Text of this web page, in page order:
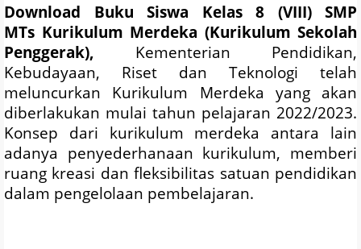
Download Buku Siswa Kelas 8 (VIII) SMP
MTs Kurikulum Merdeka (Kurikulum Sekolah
Penggerak), Kementerian Pendidikan,
Kebudayaan, Riset dan Teknologi telah
meluncurkan Kurikulum Merdeka yang akan
diberlakukan mulai tahun pelajaran 2022/2023.
Konsep dari kurikulum merdeka antara lain
adanya penyederhanaan kurikulum, memberi
ruang kreasi dan fleksibilitas satuan pendidikan
dalam pengelolaan pembelajaran.